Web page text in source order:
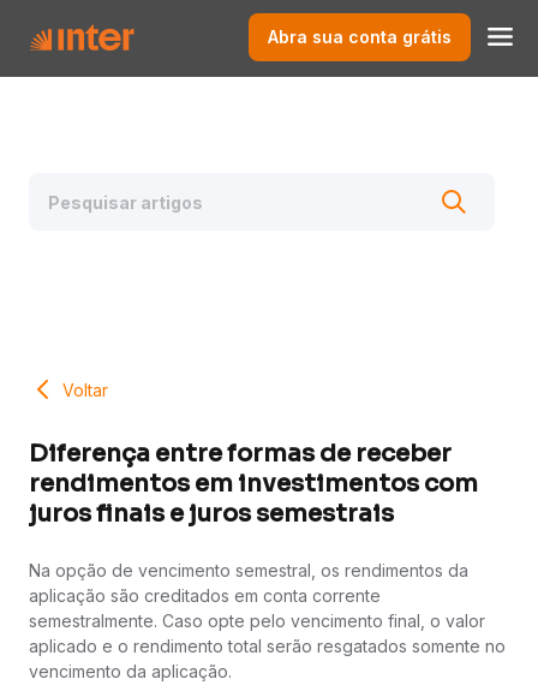
Abra sua conta grátis
Voltar
Diferença entre formas de receber
rendimentos em investimentos com
juros finais e juros semestrais
Na opção de vencimento semestral, os rendimentos da
aplicação são creditados em conta corrente
semestralmente. Caso opte pelo vencimento final, o valor
aplicado e o rendimento total serão resgatados somente no
vencimento da aplicação.